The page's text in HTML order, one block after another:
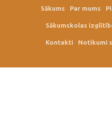
Sākums Par mums
Sākumskolas
Kontakti
Notikumi